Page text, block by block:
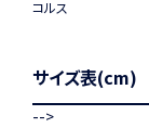
コルス
サイズ表(cm)
-->